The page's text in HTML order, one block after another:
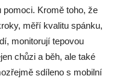
Kromě toho, že
měří kvalitu spánku,
monitorují tepovou
chůzi a běh, ale také
sdíleno s mobilní